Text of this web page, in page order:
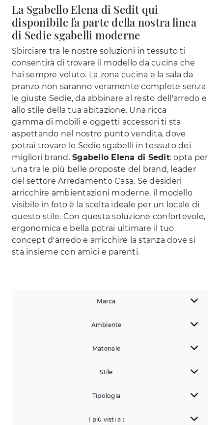
La Sgabello Elena di Sedit qui
disponibile fa parte della nostra linea
di Sedie sgabelli moderne
Sbirciare tra le nostre soluzioni in tessuto ti
consentirà di trovare il modello da cucina che
hai sempre voluto. La zona cucina e la sala da
pranzo non saranno veramente complete senza
le giuste Sedie, da abbinare al resto dell'arredo e
allo stile della tua abitazione. Una ricca
gamma di mobili e oggetti accessori ti sta
aspettando nel nostro punto vendita, dove
potrai trovare le Sedie sgabelli in tessuto dei
migliori brand. Sgabello Elena di Sedit: opta per
una tra le più belle proposte del brand, leader
del settore Arredamento Casa. Se desideri
arricchire ambientazioni moderne, il modello
visibile in foto è la scelta ideale per un locale di
questo stile. Con questa soluzione confortevole,
ergonomica e bella potrai ultimare il tuo
concept d'arredo e arricchire la stanza dove si
sta insieme con amici e parenti.
Marca
Ambiente
Materiale
Stile
Tipologia
I più visti a :